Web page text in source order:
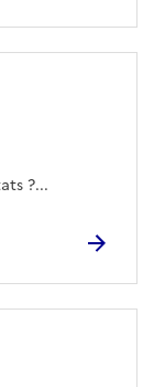
?...